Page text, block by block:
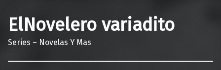
ElNovelero variadito
Series – Novelas Y Mas